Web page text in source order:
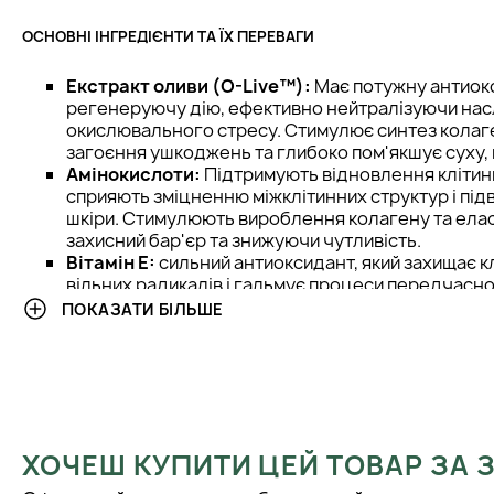
ОСНОВНІ ІНГРЕДІЄНТИ ТА ЇХ ПЕРЕВАГИ
Екстракт оливи (O-Live™): Має потужну
регенеруючу дію, ефективно нейтралізуючи
окислювального стресу. Стимулює синтез
загоєння ушкоджень та глибоко пом'якшує суху,
Амінокислоти: Підтримують відновлення
сприяють зміцненню міжклітинних структур і
шкіри. Стимулюють вироблення колагену та
захисний бар'єр та знижуючи чутливість.
Вітамін E: сильний антиоксидант, який захищає
вільних радикалів і гальмує процеси
стійкість шкіри до зовнішніх подразників та
еластичність та гладкість шкіри, зміцнюючи її
Гіалуронат натрію: Це форма гіалуронової
ПОКАЗАТИ БІЛЬШЕ
ХОЧЕШ КУПИТИ ЦЕЙ ТОВАР ЗА